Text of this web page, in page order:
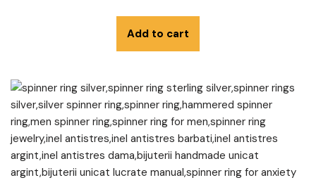
Add to cart